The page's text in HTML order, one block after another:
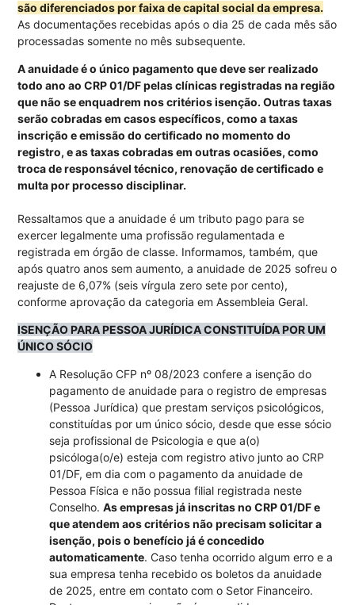
são diferenciados por faixa de capital social da empresa.
As documentações recebidas após o dia 25 de cada mês são
processadas somente no mês subsequente.
A anuidade é o único pagamento que deve ser realizado
todo ano ao CRP 01/DF pelas clínicas registradas na região
que não se enquadrem nos critérios isenção.Outras taxas
serão cobradas em casos específicos, como a taxas
inscrição e emissão do certificado no momento do
registro, e as taxas cobradas em outras ocasiões, como
troca de responsável técnico, renovação de certificado e
multa por processo disciplinar.
Ressaltamos que a anuidade é um tributo pago para se
exercer legalmente uma profissão regulamentada e
registrada em órgão de classe. Informamos, também, que
após quatro anos sem aumento, a anuidade de 2025 sofreu o
reajuste de 6,07% (seis vírgula zero sete por cento),
conforme aprovação da categoria em Assembleia Geral.
ISENÇÃO PARA PESSOA JURÍDICA CONSTITUÍDA POR UM
ÚNICO SÓCIO
A Resolução CFP nº 08/2023 confere a isenção do
pagamento de anuidade para o registro de empresas
(Pessoa Jurídica) que prestam serviços psicológicos,
constituídas por um único sócio, desde que esse sócio
seja profissional de Psicologia e que a(o)
psicóloga(o/e) esteja com registro ativo junto ao CRP
01/DF, em dia com o pagamento da anuidade de
Pessoa Física e não possua filial registrada neste
Conselho.As empresas já inscritas no CRP 01/DF e
que atendem aos critérios não precisam solicitar a
isenção, pois o benefício já é concedido
automaticamente. Caso tenha ocorrido algum erro e a
sua empresa tenha recebido os boletos da anuidade
de 2025, entre em contato com o Setor Financeiro.